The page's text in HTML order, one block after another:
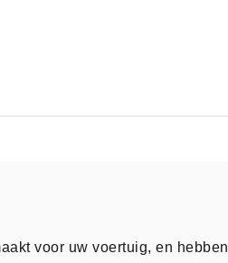
voor uw voertuig, en hebben